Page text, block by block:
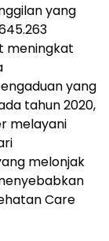
yang
meningkat
yang
tahun 2020,
melayani
melonjak
Care